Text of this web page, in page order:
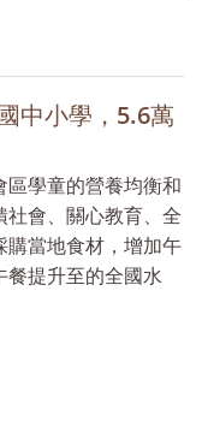
中小學，5.6萬
學童的營養均衡和
會、關心教育、全
購當地食材，增加午
提升至的全國水